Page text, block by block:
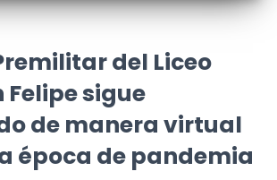
del Liceo
Felipe sigue
de manera virtual
época de pandemia